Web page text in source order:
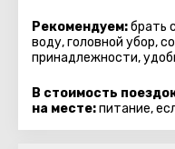
Рекомендуем:брать
воду, головной убор,
принадлежности,
В стоимость
на месте:питание,